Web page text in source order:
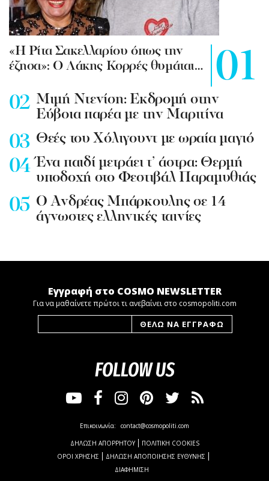
«Η Ρίτα Σακελλαρίου όπως την
έζησα»: Ο Λάκης Κορρές θυμάται…
Mιμή Ντενίση: Εκδρομή στην
Εύβοια παρέα με την Μαριτίνα
Θεές του Χόλιγουντ με ωραία μαγιό
Ένα παιδί μετράει τ’ άστρα: Θερμή
υποδοχή στο Φεστιβάλ Παραμυθιάς
Ο Ανδρέας Μπάρκουλης σε 14
άγνωστες ελληνικές ταινίες
Εγγραφή στο COSMO NEWSLETTER
Για να μαθαίνετε πρώτοι τι ανεβαίνει στο cosmopoliti.com
FOLLOW US
Επικοινωνία: contact@cosmopoliti.com
ΔΗΛΩΣΗ ΑΠΟΡΡΗΤΟΥ
ΠΟΛΙΤΙΚΗ COOKIES
ΟΡΟΙ ΧΡΗΣΗΣ
ΔΗΛΩΣΗ ΑΠΟΠΟΙΗΣΗΣ ΕΥΘΥΝΗΣ
ΔΙΑΦΗΜΙΣΗ